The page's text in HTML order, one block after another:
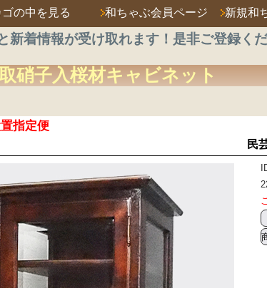
ゴの中を見る 和ちゃぶ会員ページ 新規和
新着情報が受け取れます！是非ご登録くだ
硝子入桜材キャビネット
民
指定便